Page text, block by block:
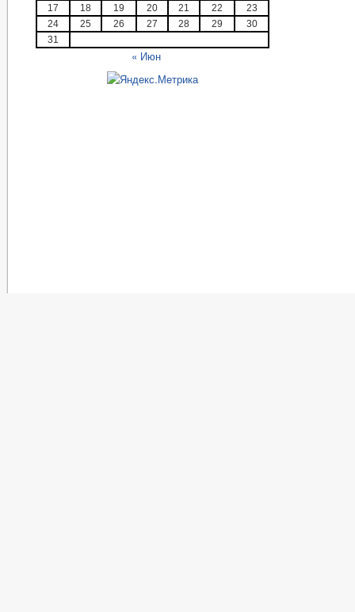
17
18 19 20 21 22
23
24
25 26 27 28 29
30
31
« Июн